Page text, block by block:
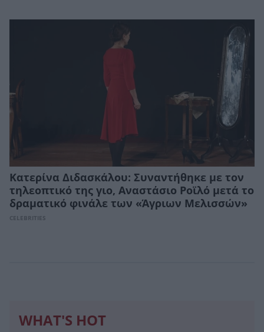
Κατερίνα Διδασκάλου: Συναντήθηκε με τον
τηλεοπτικό της γιο, Αναστάσιο Ροϊλό μετά το
δραματικό φινάλε των «Άγριων Μελισσών»
CELEBRITIES
WHAT'S HOT